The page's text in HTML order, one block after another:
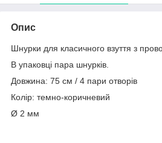
Опис
Шнурки для класичного взуття з
В упаковці пара шнурків.
Довжина: 75 см / 4 пари отворів
Колір: темно-коричневий
Ø 2 мм